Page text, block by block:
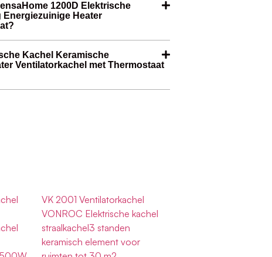
1200D Elektrische
Energiezuinige Heater
Kachel Keramische
Ventilatorkachel met Thermostaat
VK 2001 Ventilatorkachel
VONROC Elektrische kachel
straalkachel3 standen
keramisch element voor